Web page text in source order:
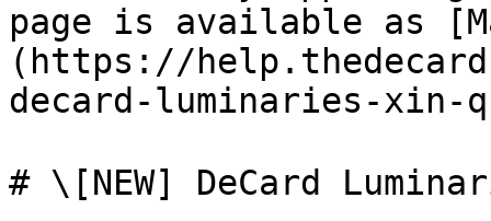
page is available as
(https://
decard-luminaries-xin-
# \[NEW] DeCard